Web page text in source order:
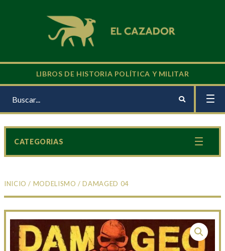
LIBROS DE HISTORIA POLÍTICA Y MILITAR
INICIO / MODELISMO / DAMAGED 04
CATEGORIAS